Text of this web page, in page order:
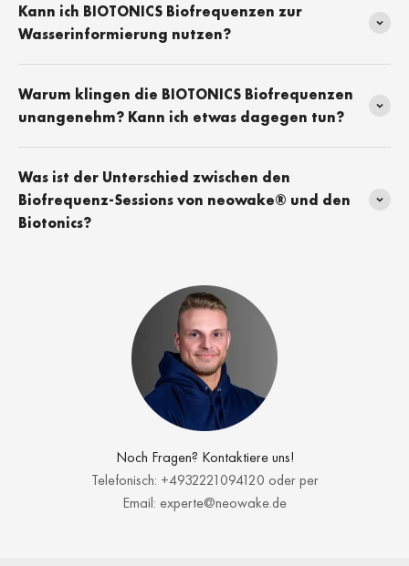
Kann ich BIOTONICS Biofrequenzen zur
Wasserinformierung nutzen?
Warum klingen die BIOTONICS Biofrequenzen
unangenehm? Kann ich etwas dagegen tun?
Was ist der Unterschied zwischen den
Biofrequenz-Sessions von neowake® und den
Biotonics?
Noch Fragen? Kontaktiere uns!
Telefonisch: +4932221094120 oder per
Email: experte@neowake.de